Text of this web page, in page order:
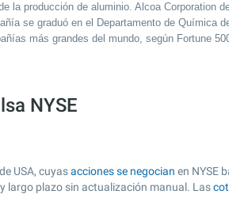
la producción de aluminio. Alcoa
se graduó en el Departamento de Química
más grandes del mundo, según Fortune
NYSE
USA, cuyasacciones se negocian en NYSE
largo plazo sin actualización manual. Las